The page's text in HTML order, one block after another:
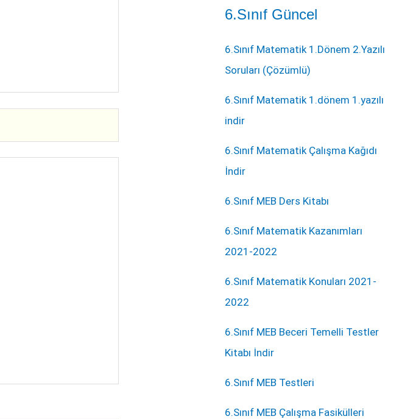
6.Sınıf Güncel
6.Sınıf Matematik 1.Dönem 2.Yazılı
Soruları (Çözümlü)
6.Sınıf Matematik 1.dönem 1.yazılı
indir
6.Sınıf Matematik Çalışma Kağıdı
İndir
6.Sınıf MEB Ders Kitabı
6.Sınıf Matematik Kazanımları
2021-2022
6.Sınıf Matematik Konuları 2021-
2022
6.Sınıf MEB Beceri Temelli Testler
Kitabı İndir
6.Sınıf MEB Testleri
6.Sınıf MEB Çalışma Fasikülleri